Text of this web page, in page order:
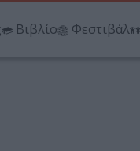
Βιβλίο Φεστιβάλ